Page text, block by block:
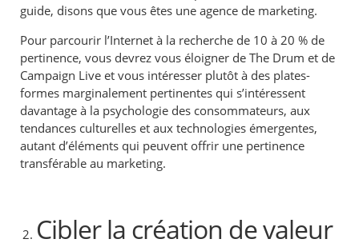
guide, disons que vous êtes une agence de marketing.
Pour parcourir l’Internet à la recherche de 10 à 20 % de
pertinence, vous devrez vous éloigner de The Drum et de
Campaign Live et vous intéresser plutôt à des plates-
formes marginalement pertinentes qui s’intéressent
davantage à la psychologie des consommateurs, aux
tendances culturelles et aux technologies émergentes,
autant d’éléments qui peuvent offrir une pertinence
transférable au marketing.
Cibler la création de valeur